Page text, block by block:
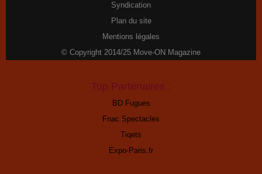
Syndication
Plan du site
Mentions légales
© Copyright 2014/25 Move-ON Magazine
BD Fugues
Fnac Spectacles
Tiqets
Expo-Paris.fr